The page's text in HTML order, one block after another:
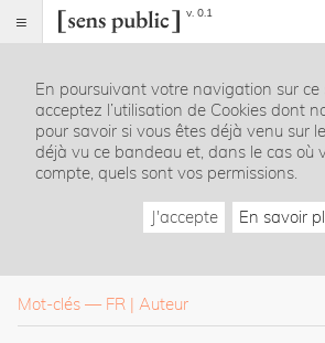
v. 0.1
Index
Rubriques
Essais
La
En poursuivant votre navigation sur ce
acceptez l’utilisation de Cookies dont
pour savoir si vous êtes déjà venu sur
déjà vu ce bandeau et, dans le cas où
compte, quels sont vos permissions.
J'accepte En savoir
Mot-clés — FR Auteur